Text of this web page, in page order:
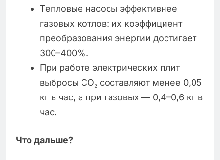
Тепловые насосы эффективнее
газовых котлов: их коэффициент
преобразования энергии достигает
300–400%.
При работе электрических плит
выбросы CO₂ составляют менее 0,05
кг в час, а при газовых — 0,4–0,6 кг в
час.
Что дальше?